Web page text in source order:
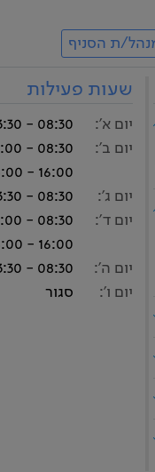
ת הסניף
שעות פעילות
יום א':
08:30 - 13:30
יום ב':
08:30 - 13:00
16:00 - 18:00
יום ג':
08:30 - 13:30
יום ד':
08:30 - 13:00
16:00 - 18:00
יום ה':
08:30 - 13:30
יום ו':
סגור